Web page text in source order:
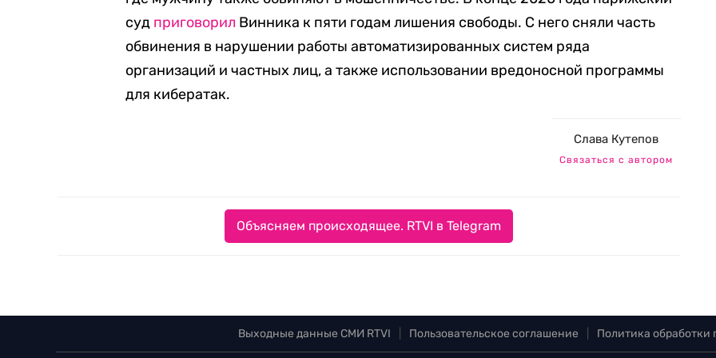
суд приговорил Винника к пяти годам лишения свободы. С него сняли часть
обвинения в нарушении работы автоматизированных систем ряда
организаций и частных лиц, а также использовании вредоносной программы
для кибератак.
Слава Кутепов
Связаться с автором
Объясняем происходящее. RTVI в Telegram
Выходные данные СМИ RTVI Пользовательское соглашение Политика